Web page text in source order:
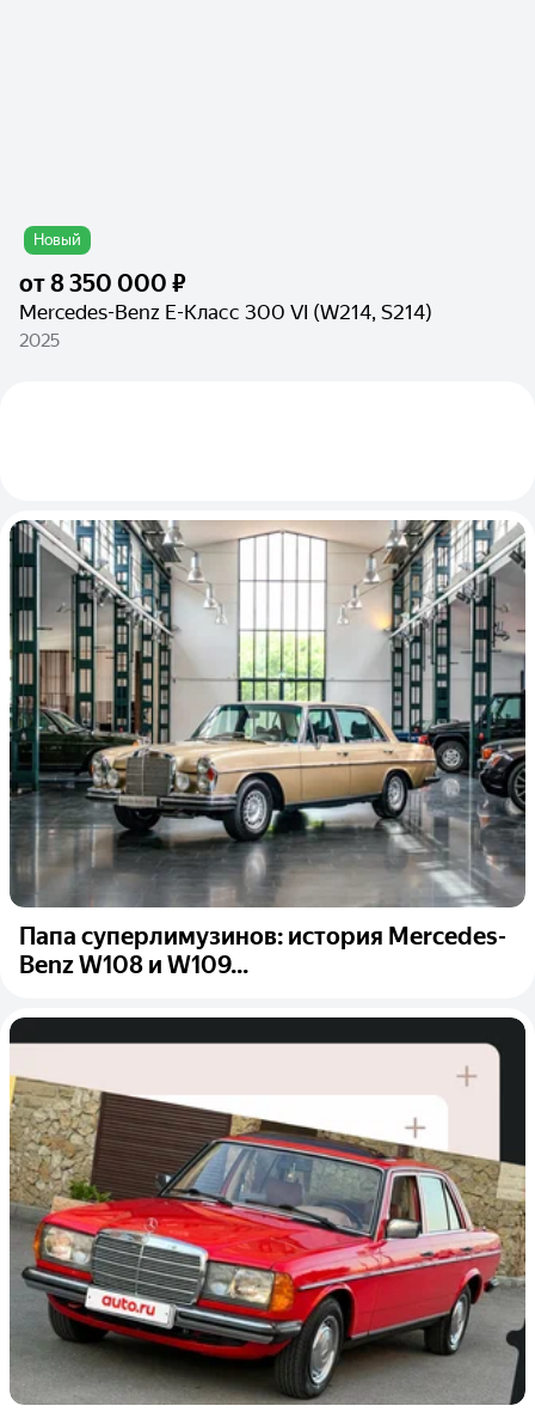
Новый
от8 350 000 ₽
Mercedes-Benz E-Класс 300 VI (W214, S214)
2025
Папа суперлимузинов: история Mercedes-
Benz W108 и W109...